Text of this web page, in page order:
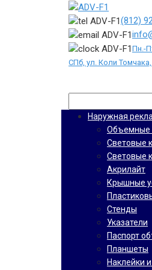
(812)
Пн.-
СПб, ул. Коли
Наружная
Объемные
Световые
Световые
Акрилайт
Крышные
Стенды
Указатели
Паспорт
Планшеты
Наклейки